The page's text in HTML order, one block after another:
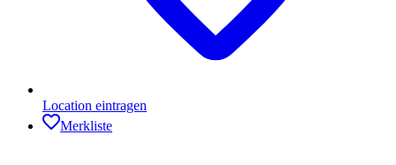
Location eintragen
Merkliste